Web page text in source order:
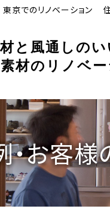
京でのリノベーション
と風通しのい
材のリノベ
お客様